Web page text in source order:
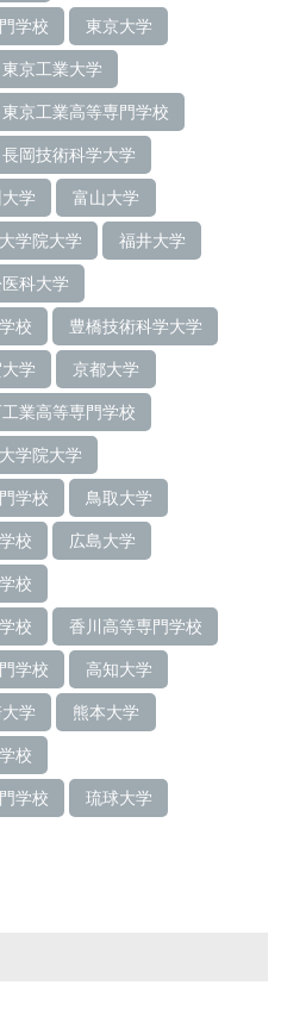
学校 東京大学
東京工業大学
東京工業高等専門学校
長岡技術科学大学
学 富山大学
学院大学 福井大学
科大学
校 豊橋技術科学大学
学 京都大学
業高等専門学校
学院大学
学校 鳥取大学
校 広島大学
校
校 香川高等専門学校
学校 高知大学
学 熊本大学
校
学校 琉球大学